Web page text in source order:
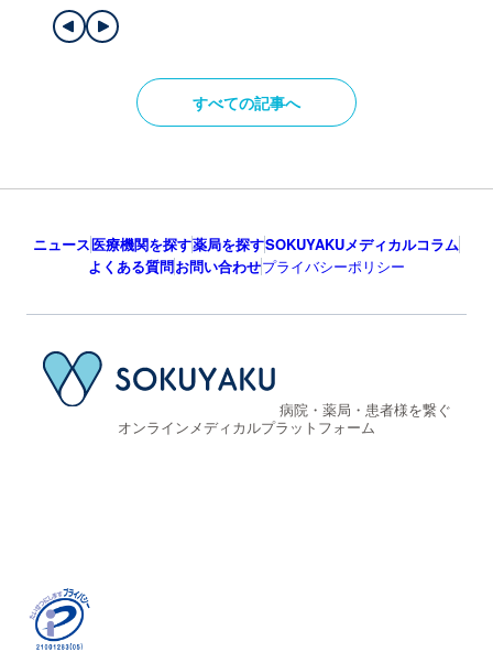
すべての記事へ
ニュース医療機関を探す薬局を探すSOKUYAKUメディカルコラム
よくある質問お問い合わせプライバシーポリシー
病院・薬局・患者様を繋ぐ
オンラインメディカルプラットフォーム